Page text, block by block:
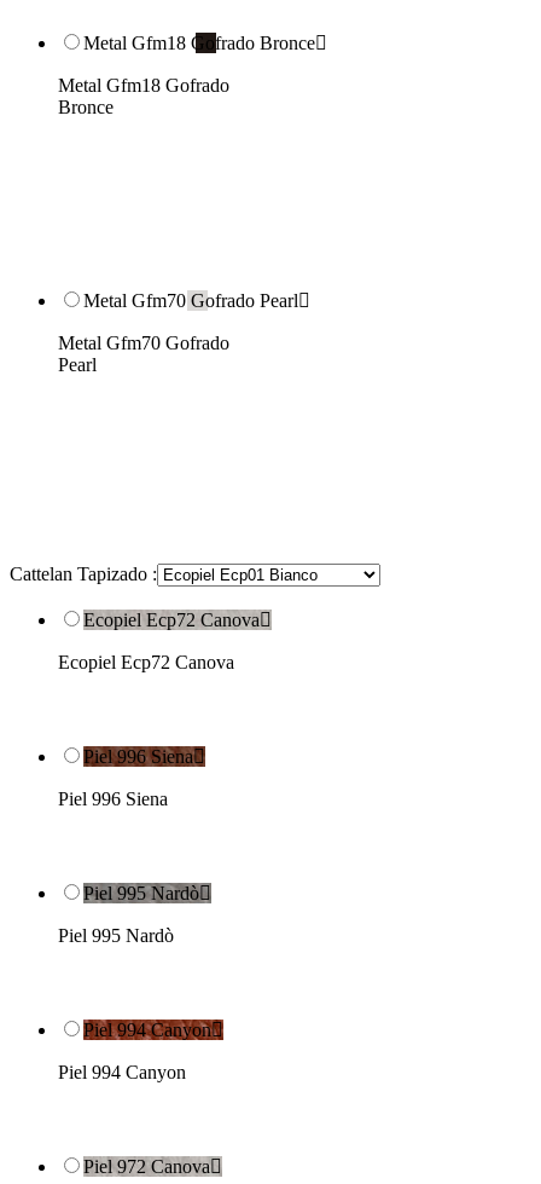
Metal Gfm18 Gofrado Bronce
Metal Gfm18 Gofrado
Bronce
Metal Gfm70 Gofrado Pearl
Metal Gfm70 Gofrado
Pearl
Cattelan Tapizado :
Ecopiel Ecp72 Canova
Ecopiel Ecp72 Canova
Piel 996 Siena
Piel 996 Siena
Piel 995 Nardò
Piel 995 Nardò
Piel 994 Canyon
Piel 994 Canyon
Piel 972 Canova